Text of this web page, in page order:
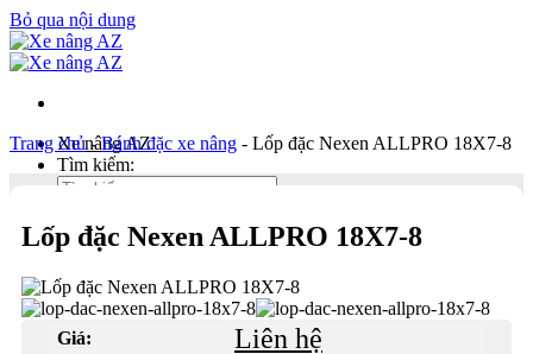
Bỏ qua nội dung
Xe nâng AZ
Tìm kiếm:
Duy Hòa
Kinh Doanh
0934 166 552
Trang chủ-Bánh đặc xe nâng - Lốp đặc Nexen ALLPRO 18X7-8
Lốp đặc Nexen ALLPRO 18X7-8
Giá: Liên hệ